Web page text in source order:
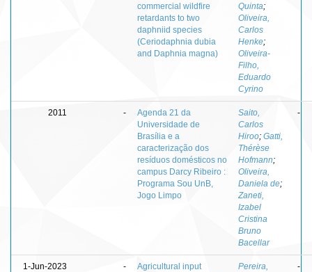
commercial wildfire
retardants to two
daphniid species
(Ceriodaphnia dubia
and Daphnia magna)
Quinta;
Oliveira,
Carlos
Henke;
Oliveira-
Filho,
Eduardo
Cyrino
2011 -
Agenda 21 da
Universidade de
Brasília e a
caracterização dos
resíduos domésticos no
campus Darcy Ribeiro :
Programa Sou UnB,
Jogo Limpo
Saito,
Carlos
Hiroo; Gatti,
Thérèse
Hofmann;
Oliveira,
Daniela de;
Zaneti,
Izabel
Cristina
Bruno
Bacellar
-
1-Jun-2023 -
Agricultural input
Pereira,
-